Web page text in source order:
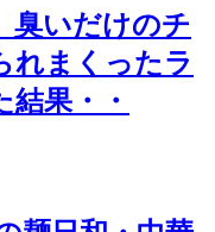
臭いだけのチ
れまくったラ
果・・